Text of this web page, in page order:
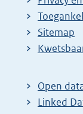
Sitemap
E
t
e
Open
Linked